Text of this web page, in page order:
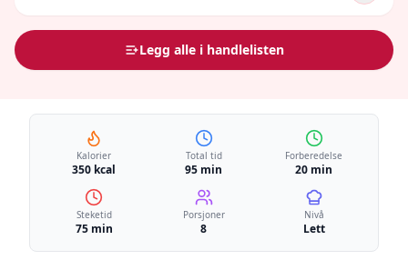
Legg alle i handlelisten
Kalorier
350 kcal
Total tid
95 min
Forberedelse
20 min
Steketid
75 min
Porsjoner
8
Nivå
Lett